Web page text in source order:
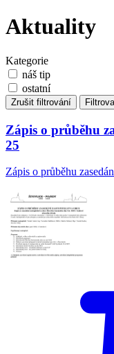
Aktuality
Kategorie
náš tip
ostatní
Zrušit filtrování
Zápis o průběhu
25
Zápis o průběhu